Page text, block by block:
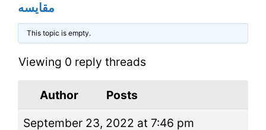
مقایسه
This topic is empty.
Viewing 0 reply threads
Author
Posts
September 23, 2022 at 7:46 pm